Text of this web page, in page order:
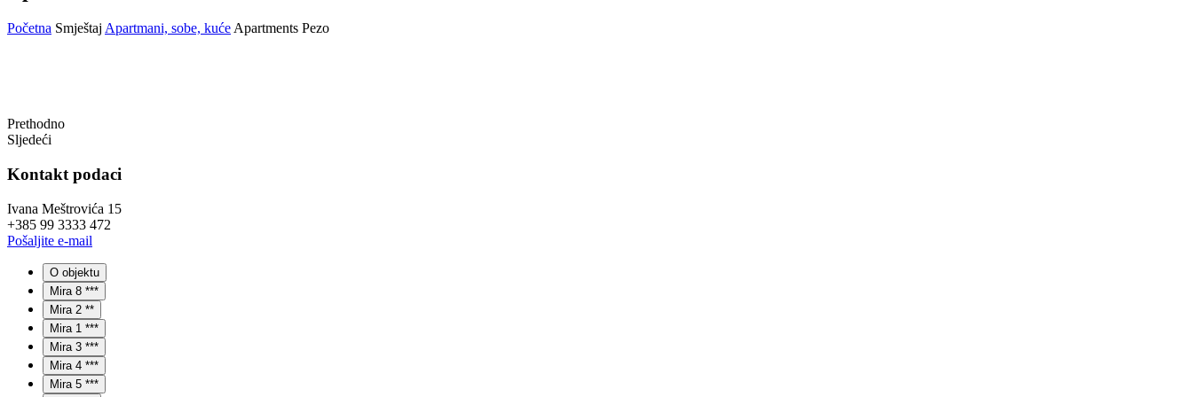
Početna Smještaj Apartmani, sobe, kuće Apartments Pezo
Prethodno
Sljedeći
Kontakt podaci
Ivana Meštrovića 15
+385 99 3333 472
Pošaljite e-mail
O objektu
Mira 8 ***
Mira 2 **
Mira 1 ***
Mira 3 ***
Mira 4 ***
Mira 5 ***